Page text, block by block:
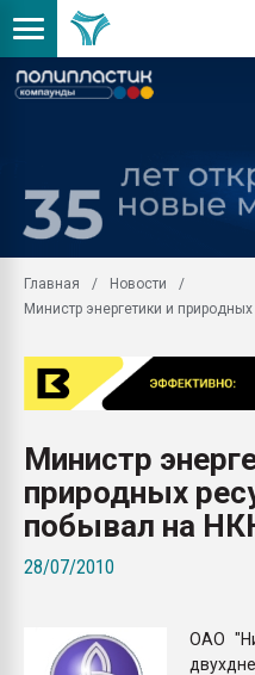
Главная
Новости
Министр энергетики и
Министр
природных
побывал на
28/07/2010
ОАО